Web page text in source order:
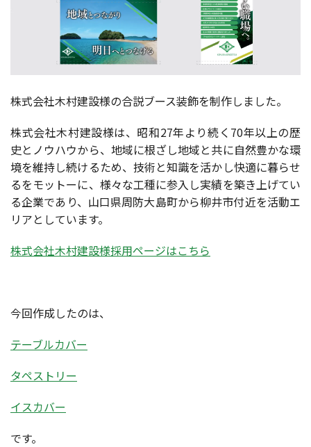
株式会社木村建設様の合説ブース装飾を制作しました。
株式会社木村建設様は、昭和27年より続く70年以上の歴
史とノウハウから、地域に根ざし地域と共に自然豊かな環
境を維持し続けるため、技術と知識を活かし快適に暮らせ
るをモットーに、様々な工種に参入し実績を築き上げてい
る企業であり、山口県周防大島町から柳井市付近を活動エ
リアとしています。
株式会社木村建設様採用ページはこちら
今回作成したのは、
テーブルカバー
タペストリー
イスカバー
です。